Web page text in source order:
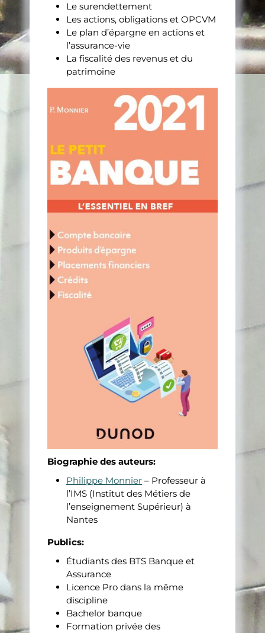
Le surendettement
Les actions, obligations et OPCVM
Le plan d’épargne en actions et
l’assurance-vie
La fiscalité des revenus et du
patrimoine
Biographie des auteurs:
Philippe Monnier – Professeur à
l’IMS (Institut des Métiers de
l’enseignement Supérieur) à
Nantes
Publics:
Étudiants des BTS Banque et
Assurance
Licence Pro dans la même
discipline
Bachelor banque
Formation privée des